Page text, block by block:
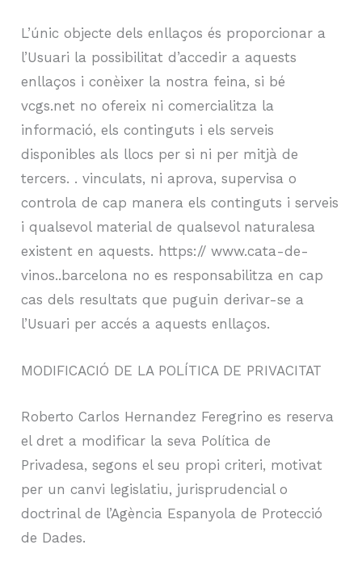
L’únic objecte dels enllaços és proporcionar a
l’Usuari la possibilitat d’accedir a aquests
enllaços i conèixer la nostra feina, si bé
vcgs.net no ofereix ni comercialitza la
informació, els continguts i els serveis
disponibles als llocs per si ni per mitjà de
tercers. . vinculats, ni aprova, supervisa o
controla de cap manera els continguts i serveis
i qualsevol material de qualsevol naturalesa
existent en aquests. https:// www.cata-de-
vinos..barcelona no es responsabilitza en cap
cas dels resultats que puguin derivar-se a
l’Usuari per accés a aquests enllaços.
MODIFICACIÓ DE LA POLÍTICA DE PRIVACITAT
Roberto Carlos Hernandez Feregrino es reserva
el dret a modificar la seva Política de
Privadesa, segons el seu propi criteri, motivat
per un canvi legislatiu, jurisprudencial o
doctrinal de l’Agència Espanyola de Protecció
de Dades.